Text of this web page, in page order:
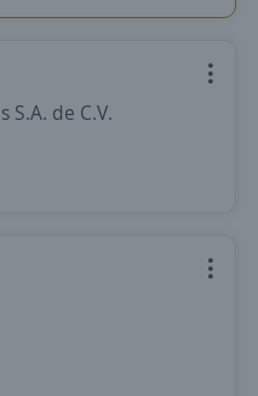
S.A. de C.V.